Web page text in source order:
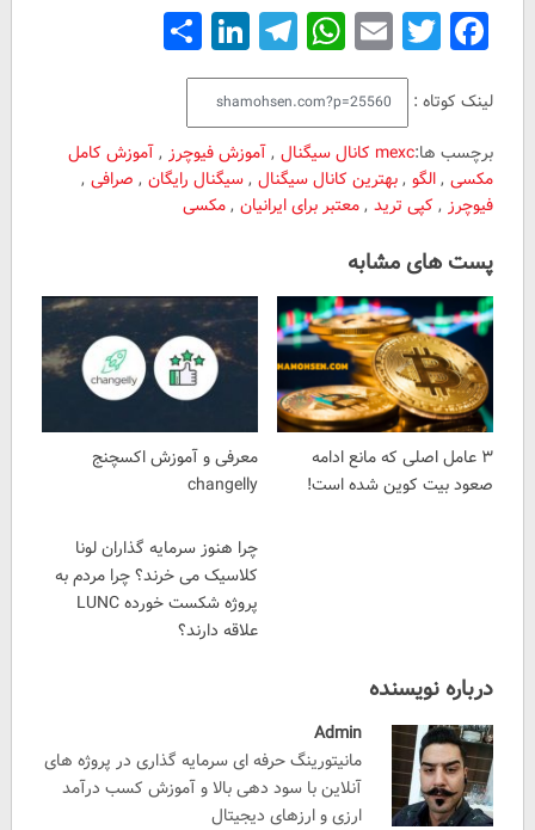
Facebook
Twitter
Email
WhatsApp
Telegram
LinkedIn
Share
لینک کوتاه :
برچسب ها:mexc کانال سیگنال ,آموزش فیوچرز ,آموزش کامل
مکسی ,الگو ,بهترین کانال سیگنال ,سیگنال رایگان , صرافی ,
فیوچرز , کپی ترید ,معتبر برای ایرانیان ,مکسی
پست های مشابه
معرفی و آموزش اکسچنج
changelly
۳ عامل اصلی که مانع ادامه
صعود بیت کوین شده است!
چرا هنوز سرمایه گذاران لونا
کلاسیک می خرند؟ چرا مردم به
پروژه شکست خورده LUNC
علاقه دارند؟
درباره نویسنده
Admin
مانیتورینگ حرفه ای سرمایه گذاری در پروژه های
آنلاین با سود دهی بالا و آموزش کسب درآمد
ارزی و ارزهای دیجیتال